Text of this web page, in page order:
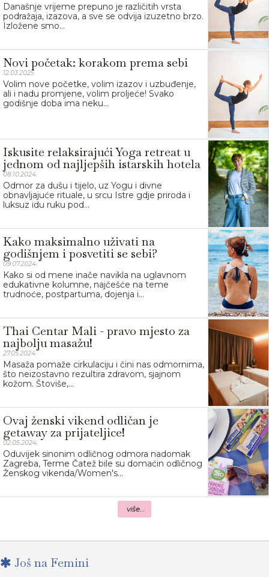
Današnje vrijeme prepuno je različitih vrsta
podražaja, izazova, a sve se odvija izuzetno brzo.
Izložene smo...
Novi početak: korakom prema sebi
12.03.2025.
Volim nove početke, volim izazov i uzbuđenje,
ali i nadu promjene, volim proljeće! Svako
godišnje doba ima neku...
Iskusite relaksirajući Yoga retreat u
jednom od najljepših istarskih hotela
08.10.2024.
Odmor za dušu i tijelo, uz Yogu i divne
obnavljajuće rituale, u srcu Istre gdje priroda i
luksuz idu ruku pod...
Kako maksimalno uživati na
godišnjem i posvetiti se sebi?
09.07.2024.
Kako si od mene inače navikla na uglavnom
edukativne kolumne, najčešće na teme
trudnoće, postpartuma, dojenja i...
Thai Centar Mali - pravo mjesto za
najbolju masažu!
27.05.2024.
Masaža pomaže cirkulaciju i čini nas odmornima,
što neizostavno rezultira zdravom, sjajnom
kožom. Štoviše,...
Ovaj ženski vikend odličan je
getaway za prijateljice!
02.05.2024.
Oduvijek sinonim odličnog odmora nadomak
Zagreba, Terme Čatež bile su domaćin odličnog
Ženskog vikenda/Women's...
više...
Još na Femini